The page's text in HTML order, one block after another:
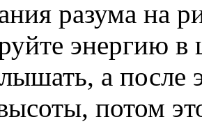
разума на
энергию в
а
потом